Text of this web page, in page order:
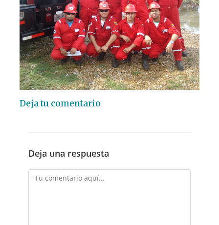
Deja tu comentario
Deja una respuesta